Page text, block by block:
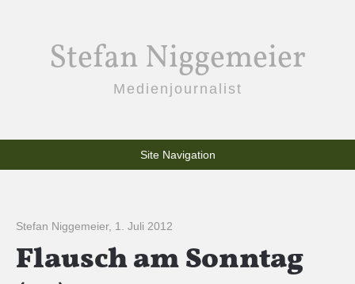
Stefan Niggemeier
Medienjournalist
Site Navigation
Stefan Niggemeier, 1. Juli 2012
Flausch am Sonntag